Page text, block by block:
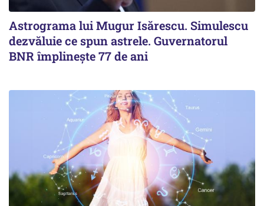
Astrograma lui Mugur Isărescu. Simulescu
dezvăluie ce spun astrele. Guvernatorul
BNR împlinește 77 de ani